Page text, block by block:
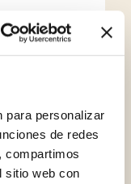
para personalizar
de redes
compartimos
sitio web con